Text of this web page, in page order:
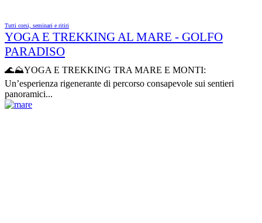
Tutti corsi, seminari e ritiri
YOGA E TREKKING AL MARE - GOLFO
PARADISO
🌊⛰YOGA E TREKKING TRA MARE E MONTI:
Un’esperienza rigenerante di percorso consapevole sui sentieri
panoramici...